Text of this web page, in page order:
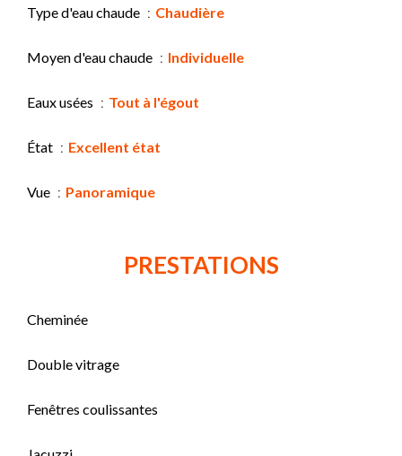
Type d'eau chaude Chaudière
Moyen d'eau chaude Individuelle
Eaux usées Tout à l'égout
État Excellent état
Vue Panoramique
PRESTATIONS
Cheminée
Double vitrage
Fenêtres coulissantes